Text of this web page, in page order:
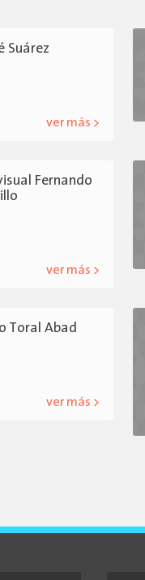
Suárez
ver más >
Fernando
ver más >
Toral Abad
ver más >